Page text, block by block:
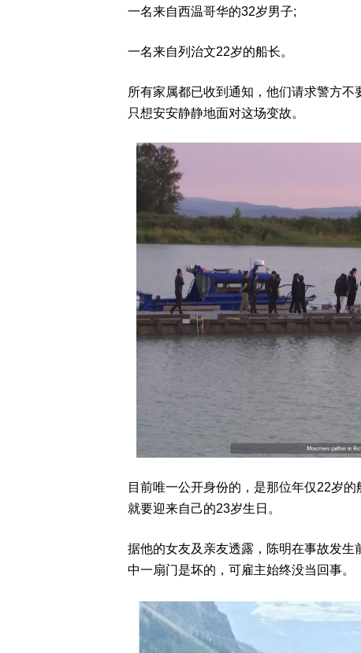
一名来自西温哥华的32岁男子;
一名来自列治文22岁的船长。
所有家属都已收到通知，他们请求警方
只想安安静静地面对这场变故。
目前唯一公开身份的，是那位年仅22岁
就要迎来自己的23岁生日。
据他的女友及亲友透露，陈明在事故发
中一扇门是坏的，可雇主始终没当回事。